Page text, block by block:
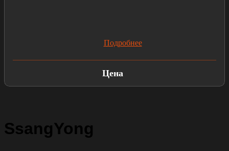
Подробнее
Цена
SsangYong